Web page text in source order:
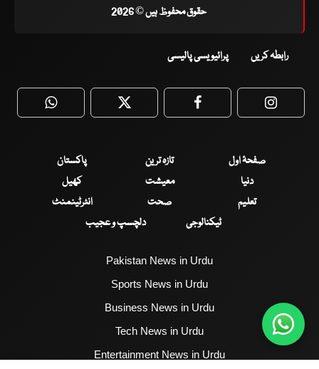
حقوق محفوظ ہیں © 2026
رابطہ کریں پرائیویسی پالیسی
WhatsApp Twitter Facebook
صفحۂ اول تازہ ترین
پاکستان
دنیا
معیشت
کھیل
تعلیم
صحت
انٹرٹینمنٹ
ٹیکنالوجی
دلچسپ و عجیب
Pakistan News in Urdu
Sports News in Urdu
Business News in Urdu
Tech News in Urdu
Entertainment News in Urdu